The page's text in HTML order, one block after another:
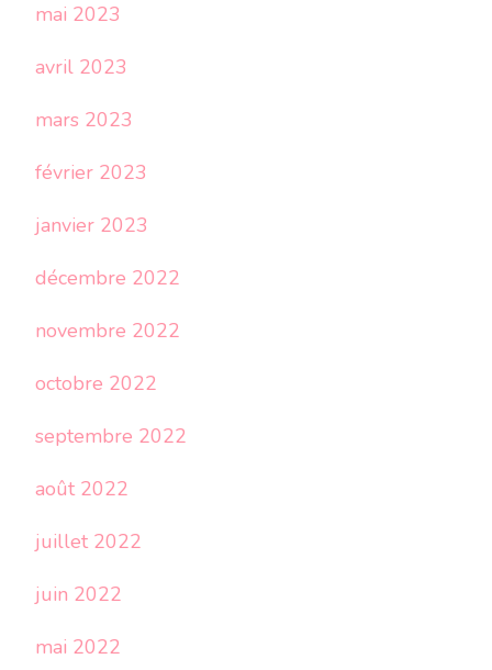
mai 2023
avril 2023
mars 2023
février 2023
janvier 2023
décembre 2022
novembre 2022
octobre 2022
septembre 2022
août 2022
juillet 2022
juin 2022
mai 2022